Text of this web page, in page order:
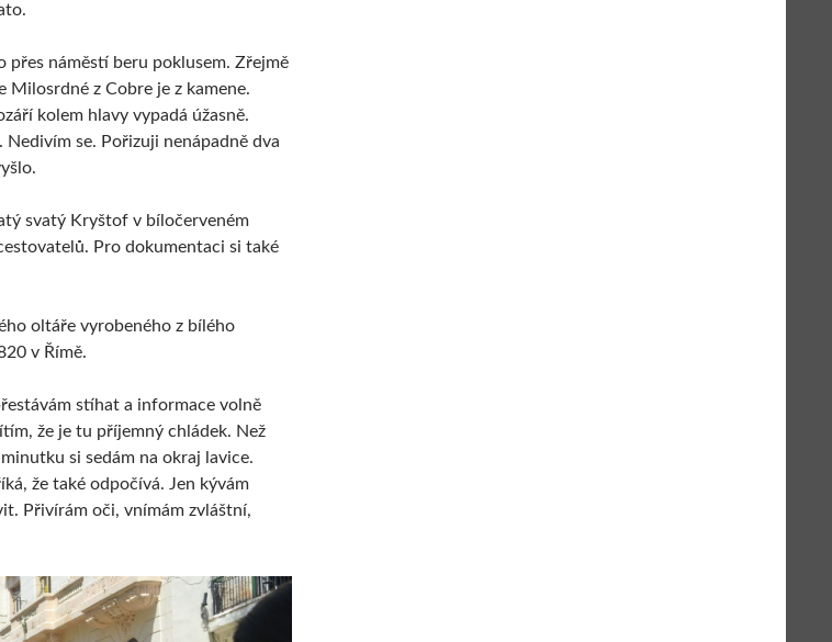
přes náměstí beru poklusem. Zřejmě
Milosrdné z Cobre je z kamene.
kolem hlavy vypadá úžasně.
se. Pořizuji nenápadně dva
svatý Kryštof v bíločerveném
Pro dokumentaci si také
oltáře vyrobeného z bílého
v Římě.
stíhat a informace volně
že je tu příjemný chládek. Než
si sedám na okraj lavice.
že také odpočívá. Jen kývám
Přivírám oči, vnímám zvláštní,